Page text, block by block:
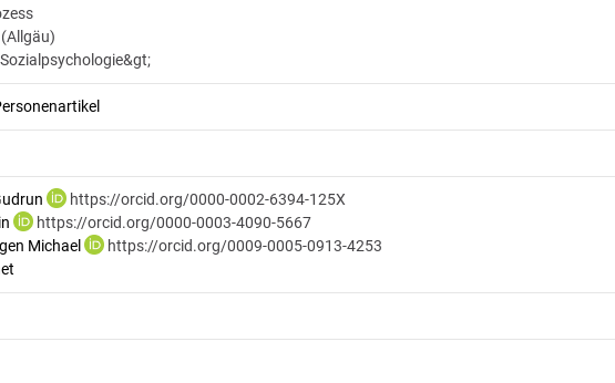
https://orcid.org/0000-0002-6394-125X
https://orcid.org/0000-0003-4090-5667
Michael
https://orcid.org/0009-0005-0913-4253